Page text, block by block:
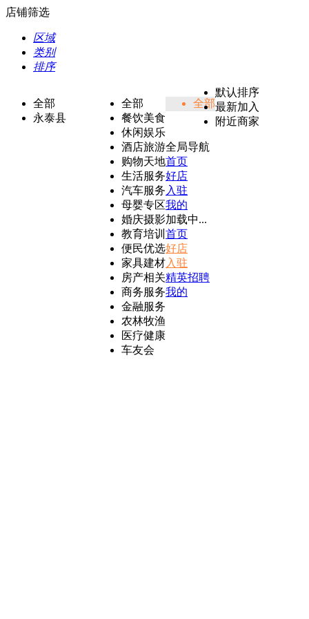
店铺筛选
区域
类别
排序
全部
永泰县
全部
餐饮美食
休闲娱乐
酒店旅游
购物天地
生活服务
汽车服务
母婴专区
婚庆摄影
教育培训
便民优选
家具建材
房产相关
商务服务
金融服务
农林牧渔
医疗健康
车友会
全部
默认排序
最新加入
附近商家
全局导航
首页
好店
入驻
我的
加载中...
首页
好店
入驻
精英招聘
我的